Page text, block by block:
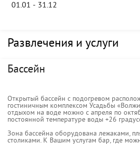
01.01 - 31.12
Развлечения и услуги
Бассейн
Открытый бассейн с подогревом
гостиничным комплексом Усадьбы
отдыхом на воде можно с апреля по
постоянной температуре воды +26
Зона бассейна оборудована лежаками,
столиками. К Вашим услугам бар, где